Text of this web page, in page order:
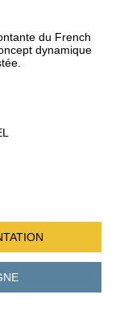
du French
dynamique